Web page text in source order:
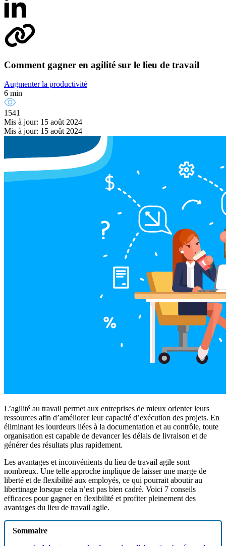
Comment gagner en agilité sur le lieu de travail
Augmenter la productivité
6 min
1541
Mis à jour: 15 août 2024
Mis à jour: 15 août 2024
L’agilité au travail permet aux entreprises de mieux orienter leurs
ressources afin d’améliorer leur capacité d’exécution des projets. En
éliminant les lourdeurs liées à la documentation et au contrôle, toute
organisation est capable de devancer les délais de livraison et de
générer des résultats plus rapidement.
Les avantages et inconvénients du lieu de travail agile sont
nombreux. Une telle approche implique de laisser une marge de
liberté et de flexibilité aux employés, ce qui pourrait aboutir au
libertinage lorsque cela n’est pas bien cadré. Voici 7 conseils
efficaces pour gagner en flexibilité et profiter pleinement des
avantages du lieu de travail agile.
Sommaire